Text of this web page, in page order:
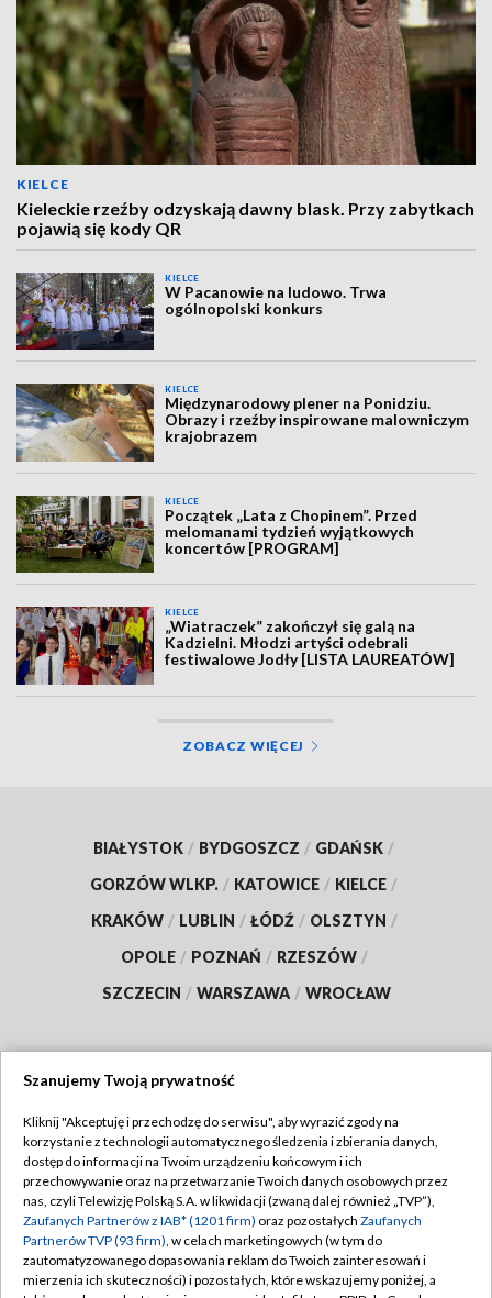
KIELCE
Kieleckie rzeźby odzyskają dawny blask. Przy zabytkach
pojawią się kody QR
KIELCE
W Pacanowie na ludowo. Trwa
ogólnopolski konkurs
KIELCE
Międzynarodowy plener na Ponidziu.
Obrazy i rzeźby inspirowane malowniczym
krajobrazem
KIELCE
Początek „Lata z Chopinem”. Przed
melomanami tydzień wyjątkowych
koncertów [PROGRAM]
KIELCE
„Wiatraczek” zakończył się galą na
Kadzielni. Młodzi artyści odebrali
festiwalowe Jodły [LISTA LAUREATÓW]
ZOBACZ WIĘCEJ
BIAŁYSTOK / BYDGOSZCZ / GDAŃSK /
GORZÓW WLKP. / KATOWICE / KIELCE /
KRAKÓW / LUBLIN / ŁÓDŹ / OLSZTYN /
OPOLE / POZNAŃ / RZESZÓW /
SZCZECIN / WARSZAWA / WROCŁAW
TVP
Abonament TVP
Emisja w TVP
Centrum informacji TVP
Naziemna Telewizja Cyfrowa
Regulamin TVP
Polityka prywatności
Moje zgody
Pomoc
Szanujemy Twoją prywatność
Kliknij "Akceptuję i przechodzę do serwisu", aby wyrazić zgody na
korzystanie z technologii automatycznego śledzenia i zbierania danych,
dostęp do informacji na Twoim urządzeniu końcowym i ich
przechowywanie oraz na przetwarzanie Twoich danych osobowych przez
nas, czyli Telewizję Polską S.A. w likwidacji (zwaną dalej również „TVP”),
Zaufanych Partnerów z IAB* (1201 firm) oraz pozostałych Zaufanych
Partnerów TVP (93 firm), w celach marketingowych (w tym do
zautomatyzowanego dopasowania reklam do Twoich zainteresowań i
mierzenia ich skuteczności) i pozostałych, które wskazujemy poniżej, a